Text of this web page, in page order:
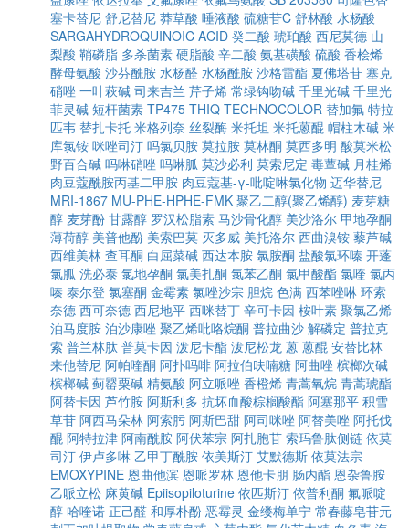
塞卡替尼 舒尼替尼 莽草酸 唾液酸 硫糖苷C 舒林酸 水杨酸
SARGAHYDROQUINOIC ACID 癸二酸 琥珀酸 西尼莫德 山
梨酸 鞘磷脂 多杀菌素 硬脂酸 辛二酸 氨基磺酸 硫酸 香桧烯
酵母氨酸 沙芬酰胺 水杨醛 水杨酰胺 沙格雷酯 夏佛塔苷 塞克
硝唑 一叶萩碱 司来吉兰 芹子烯 常绿钩吻碱 千里光碱 千里光
菲灵碱 短杆菌素 TP475 THIQ TECHNOCOLOR 替加氟 特拉
匹韦 替扎卡托 米格列奈 丝裂酶 米托坦 米托蒽醌 帽柱木碱 米
库氯铵 咪唑司汀 吗氯贝胺 莫拉胺 莫林酮 莫西多明 酸莫米松
野百合碱 吗啉硝唑 吗啉胍 莫沙必利 莫索尼定 毒蕈碱 月桂烯
肉豆蔻酰胺丙基二甲胺 肉豆蔻基-γ-吡啶啉氯化物 迈华替尼
MRI-1867 MU-PHE-HPHE-FMK 聚乙二醇(聚乙烯醇) 麦芽糖
醇 麦芽酚 甘露醇 罗汉松脂素 马沙骨化醇 美沙洛尔 甲地孕酮
薄荷醇 美普他酚 美索巴莫 灭多威 美托洛尔 西曲溴铵 藜芦碱
西维美林 查耳酮 白屈菜碱 西达本胺 氯胺酮 盐酸氯环嗪 开蓬
氯胍 洗必泰 氯地孕酮 氯美扎酮 氯苯乙酮 氯甲酸酯 氯喹 氯丙
嗪 泰尔登 氯塞酮 金霉素 氯唑沙宗 胆烷 色满 西苯唑啉 环索
奈德 西可奈德 西尼地平 西咪替丁 辛可卡因 桉叶素 聚氯乙烯
泊马度胺 泊沙康唑 聚乙烯吡咯烷酮 普拉曲沙 解磷定 普拉克
索 普兰林肽 普莫卡因 泼尼卡酯 泼尼松龙 蒽 蒽醌 安替比林
来他替尼 阿帕喹酮 阿扑吗啡 阿拉伯呋喃糖 阿曲唑 槟榔次碱
槟榔碱 蓟罂粟碱 精氨酸 阿立哌唑 香橙烯 青蒿氧烷 青蒿琥酯
阿替卡因 芦竹胺 阿斯利多 抗坏血酸棕榈酸酯 阿塞那平 积雪
草苷 阿西马朵林 阿索肟 阿斯巴甜 阿司咪唑 阿替美唑 阿托伐
醌 阿特拉津 阿南酰胺 阿伏苯宗 阿扎胞苷 索玛鲁肽侧链 依莫
司汀 伊卢多啉 乙甲丁酰胺 依美斯汀 艾默德斯 依莫法宗
EMOXYPINE 恩曲他滨 恩哌罗林 恩他卡朋 肠内酯 恩杂鲁胺
乙哌立松 麻黄碱 Epiisopiloturine 依匹斯汀 依普利酮 氟哌啶
醇 哈喹诺 正己醛 和厚朴酚 恶霉灵 金缕梅单宁 常春藤皂苷元